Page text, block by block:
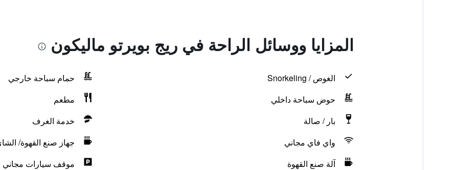
المزايا ووسائل الراحة في ريج بويرتو ماليكون
الغوص / Snorkeling
حمام سباحة خارجي
حوض سباحة داخلي
مطعم
بار / صالة
خدمة الغرف
واي فاي مجاني
جهاز صنع القهوة/
آلة صنع القهوة
موقف سيارات مجاني